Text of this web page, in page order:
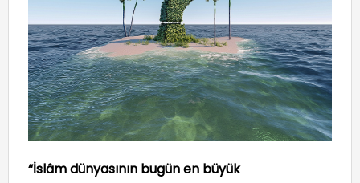
“İslâm dünyasının bugün en büyük